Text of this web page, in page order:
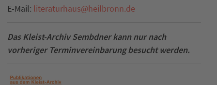
E-Mail: literaturhaus@heilbronn.de
Das Kleist-Archiv Sembdner kann nur nach
vorheriger Terminvereinbarung besucht werden.